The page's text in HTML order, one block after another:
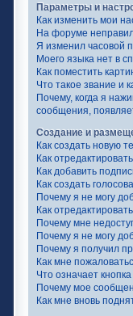
Параметры и
Как изменить мои
На форуме
Я изменил часовой
Моего языка нет в
Как поместить
Что такое звание и
Почему, когда я
сообщения,
Создание и
Как создать новую
Как
Как добавить
Как создать
Почему я не могу
Как
Почему мне
Почему я не могу
Почему я получил
Как мне
Что означает
Почему мое
Как мне вновь